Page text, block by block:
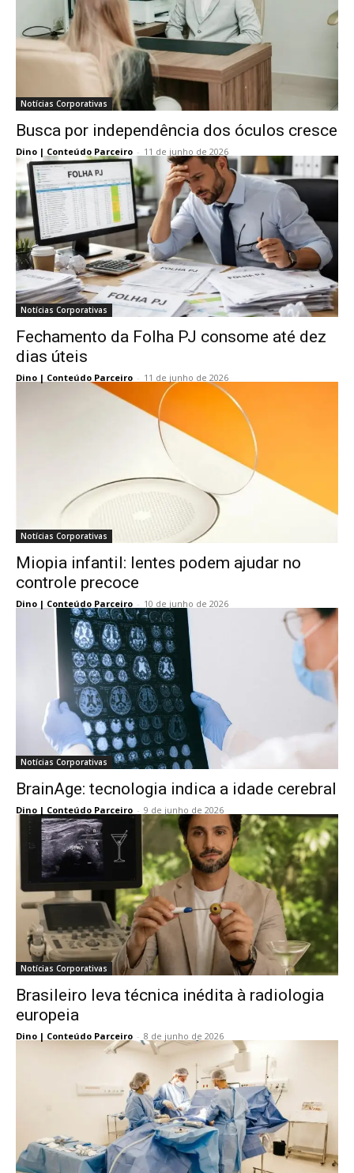
Notícias Corporativas
Busca por independência dos óculos cresce
Dino | Conteúdo Parceiro - 11 de junho de 2026
Notícias Corporativas
Fechamento da Folha PJ consome até dez
dias úteis
Dino | Conteúdo Parceiro - 11 de junho de 2026
Notícias Corporativas
Miopia infantil: lentes podem ajudar no
controle precoce
Dino | Conteúdo Parceiro - 10 de junho de 2026
Notícias Corporativas
BrainAge: tecnologia indica a idade cerebral
Dino | Conteúdo Parceiro - 9 de junho de 2026
Notícias Corporativas
Brasileiro leva técnica inédita à radiologia
europeia
Dino | Conteúdo Parceiro - 8 de junho de 2026